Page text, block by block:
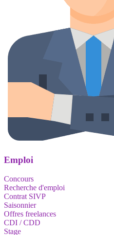
Emploi
Concours
Recherche d'emploi
Contrat SIVP
Saisonnier
Offres freelances
CDI / CDD
Stage